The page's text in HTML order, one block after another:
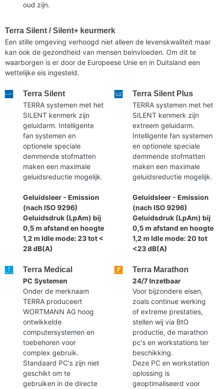
oud zijn.
Terra Silent / Silent+ keurmerk
Een stille omgeving verhoogd niet alleen de levenskwaliteit maar
kan ook de gezondheid van mensen beinvloeden. Om dit te
waarborgen is er door de Europeese Unie en in Duitsland een
wettelijke eis ingesteld.
Terra Silent
TERRA systemen met het
SILENT kenmerk zijn
geluidarm. Intelligente
fan systemen en
optionele speciale
demmende stofmatten
maken een maximale
geluidsreductie mogelijk.
Geluidsleer - Emission
(nach ISO 9296)
Geluidsdruk (LpAm) bij
0,5 m afstand en hoogte
1,2 m Idle mode: 23 tot <
28 dB(A)
Terra Silent Plus
TERRA systemen met het
SILENT kenmerk zijn
extreem geluidarm.
Intelligente fan systemen
en optionele speciale
demmende stofmatten
maken een maximale
geluidsreductie mogelijk.
Geluidsleer - Emission
(nach ISO 9296)
Geluidsdruk (LpAm) bij
0,5 m afstand en hoogte
1,2 m Idle mode: 20 tot
<23 dB(A)
Terra Medical
PC Systemen
Onder de merknaam
TERRA produceert
WORTMANN AG hoog
ontwikkelde
computersystemen en
toebehoren voor
complex gebruik.
Standaard PC's zijn niet
geschikt om te
gebruiken in de directe
Terra Marathon
24/7 Inzetbaar
Voor bijzondere eisen,
zoals continue werking
of extreme prestaties,
stellen wij via BtO
productie, de marathon
pc's en workstations ter
beschikking.
Deze PC en workstation
oplossing is
geoptimaliseerd voor